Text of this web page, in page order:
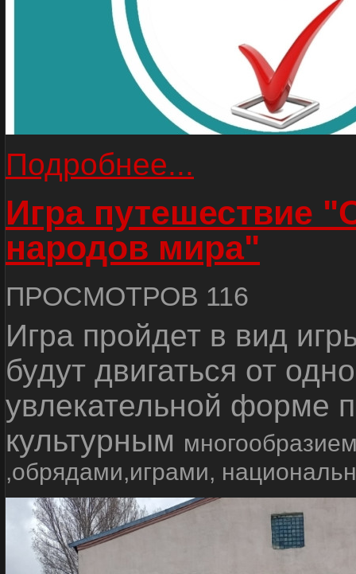
Подробнее...
Игра путешествие
народов мира"
ПРОСМОТРОВ 116
Игра пройдет в вид
будут двигаться от
увлекательной форме
культурным
,обрядами,играми,